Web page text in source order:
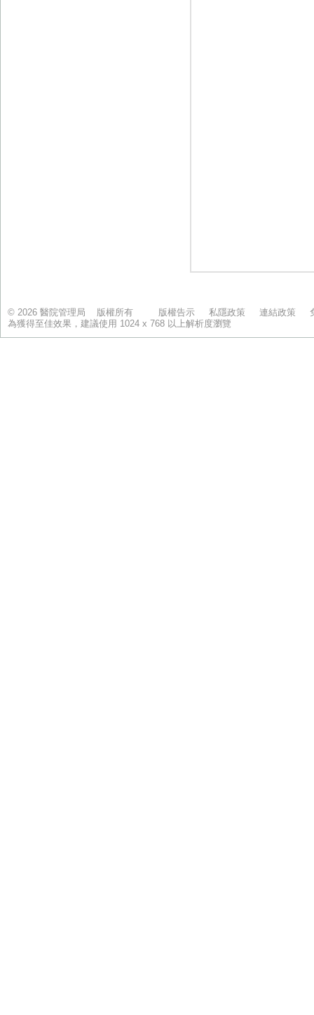
© 2026 醫院管理局 版權所有 版權告示 私隱政策 連結政策
為獲得至佳效果，建議使用 1024 x 768 以上解析度瀏覽